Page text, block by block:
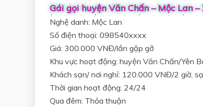
Gái gọi huyện Văn Chấn – Mộc Lan
Nghệ danh: Mộc Lan
Số điện thoại: 098540xxxx
Giá: 300.000 VNĐ/lần gặp gỡ
Khu vực hoạt động: huyện Văn Chấn/Yên
Khách sạn/ nơi nghỉ: 120.000 VNĐ/2 giờ,
Thời gian hoạt động: 24/24
Qua đêm: Thỏa thuận